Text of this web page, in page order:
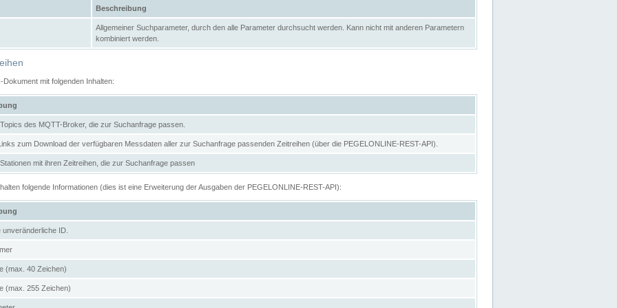
Beschreibung
Allgemeiner Suchparameter, durch den alle Parameter durchsucht werden. Kann nicht mit anderen Parametern
kombiniert werden.
mit folgenden Inhalten:
des MQTT-Broker, die zur Suchanfrage passen.
zum Download der verfügbaren Messdaten aller zur Suchanfrage passenden Zeitreihen (über die PEGELONLINE-REST-API).
mit ihren Zeitreihen, die zur Suchanfrage passen
folgende Informationen (dies ist eine Erweiterung der Ausgaben der PEGELONLINE-REST-API):
unveränderliche ID.
(max. 40 Zeichen)
(max. 255 Zeichen)